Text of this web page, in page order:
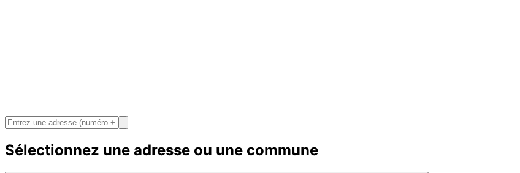
Sélectionnez une adresse ou une commune